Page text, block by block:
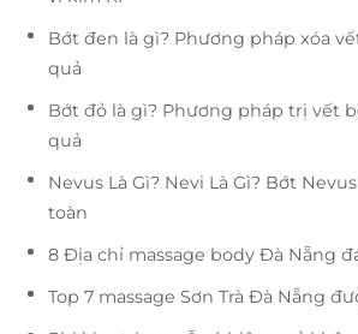
Bớt đen là gì? Phương pháp xóa
quả
Bớt đỏ là gì? Phương pháp trị vết
quả
Nevus Là Gì? Nevi Là Gì? Bớt
toàn
8 Địa chỉ massage body Đà Nẵng
Top 7 massage Sơn Trà Đà Nẵng